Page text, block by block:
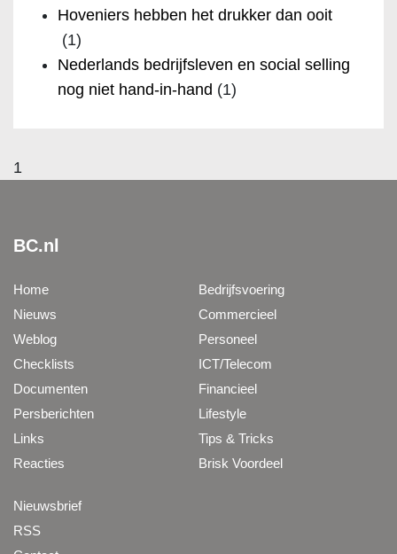
Hoveniers hebben het drukker dan ooit
(1)
Nederlands bedrijfsleven en social selling
nog niet hand-in-hand (1)
1
BC.nl
Home
Nieuws
Weblog
Checklists
Documenten
Persberichten
Links
Reacties
Bedrijfsvoering
Commercieel
Personeel
ICT/Telecom
Financieel
Lifestyle
Tips & Tricks
Brisk Voordeel
Nieuwsbrief
RSS